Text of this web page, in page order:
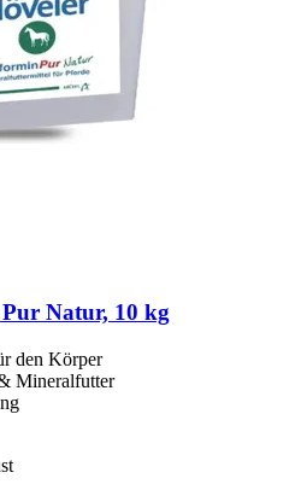
Natur, 10 kg
den Körper
Mineralfutter